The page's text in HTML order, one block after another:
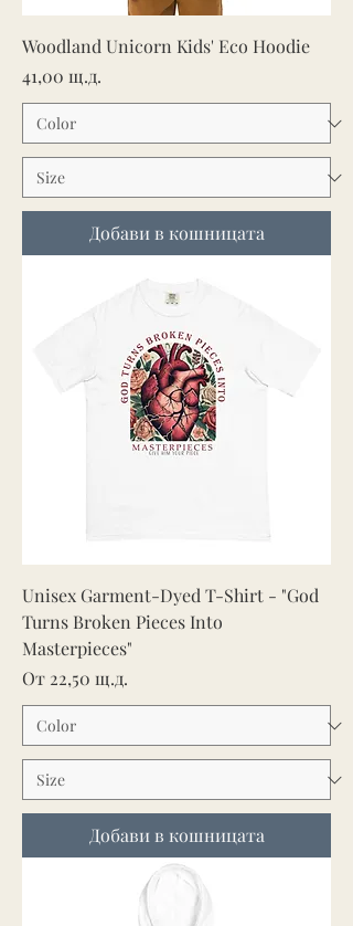
Woodland Unicorn Kids' Eco Hoodie
Цена
41,00 щ.д.
Добави в кошницата
Unisex Garment-Dyed T-Shirt - "God
Turns Broken Pieces Into
Masterpieces"
От 22,50 щ.д.
Продажна цена
Добави в кошницата